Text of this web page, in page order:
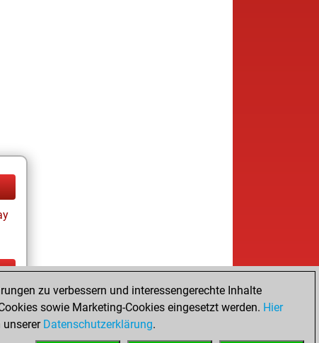
zu verbessern und interessengerechte Inhalte
sowie Marketing-Cookies eingesetzt werden. Hier
unserer Datenschutzerklärung.